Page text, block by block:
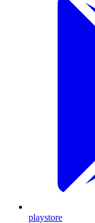
playstore